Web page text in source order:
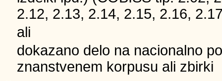
2.12, 2.13, 2.14, 2.15, 2.16,
ali
dokazano delo na nacionalno
znanstvenem korpusu ali zbirki